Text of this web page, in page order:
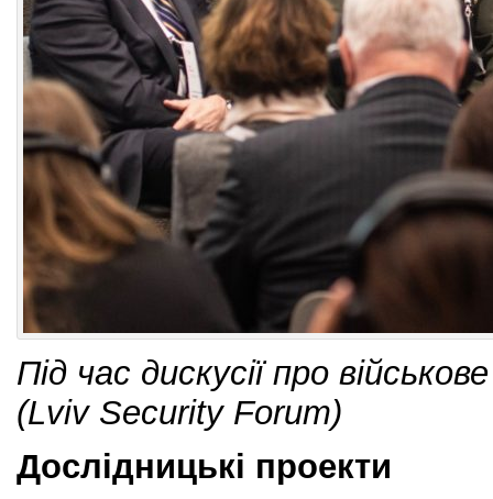
Під час дискусії про
(Lviv Security Forum)
Дослідницькі проекти